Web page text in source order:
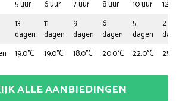
5 uur 6 uur 7 uur 8 uur 10 uur
12 uur
13
dagen
11
dagen
9
dagen
6
dagen
5
dagen
2
dagen
19,0°C 19,0°C 18,0°C 20,0°C 22,0°C 25,0°C
ALLE AANBIEDINGEN